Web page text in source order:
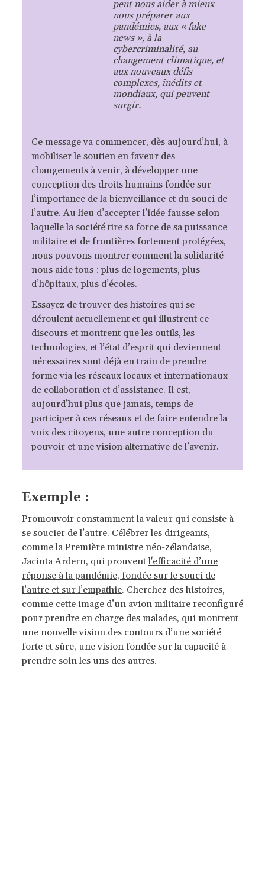
peut nous aider à mieux
nous préparer aux
pandémies, aux « fake
news », à la
cybercriminalité, au
changement climatique, et
aux nouveaux défis
complexes, inédits et
mondiaux, qui peuvent
surgir.
Ce message va commencer, dès aujourd’hui, à
mobiliser le soutien en faveur des
changements à venir, à développer une
conception des droits humains fondée sur
l’importance de la bienveillance et du souci de
l’autre. Au lieu d’accepter l’idée fausse selon
laquelle la société tire sa force de sa puissance
militaire et de frontières fortement protégées,
nous pouvons montrer comment la solidarité
nous aide tous : plus de logements, plus
d’hôpitaux, plus d’écoles.
Essayez de trouver des histoires qui se
déroulent actuellement et qui illustrent ce
discours et montrent que les outils, les
technologies, et l’état d’esprit qui deviennent
nécessaires sont déjà en train de prendre
forme via les réseaux locaux et internationaux
de collaboration et d’assistance. Il est,
aujourd’hui plus que jamais, temps de
participer à ces réseaux et de faire entendre la
voix des citoyens, une autre conception du
pouvoir et une vision alternative de l’avenir.
Exemple :
Promouvoir constamment la valeur qui consiste à
se soucier de l’autre. Célébrer les dirigeants,
comme la Première ministre néo-zélandaise,
Jacinta Ardern, qui prouventl'efficacité d’une
réponse à la pandémie, fondée sur le souci de
l’autre et sur l’empathie. Cherchez des histoires,
comme cette image d’un avion militaire reconfiguré
pour prendre en charge des malades, qui montrent
une nouvelle vision des contours d’une société
forte et sûre, une vision fondée sur la capacité à
prendre soin les uns des autres.